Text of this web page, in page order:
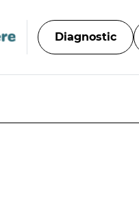
Diagnostic